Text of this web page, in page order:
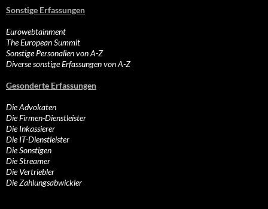
Sonstige Erfassungen
Eurowebtainment
The European Summit
Sonstige Personalien von A-Z
Diverse sonstige Erfassungen von A-Z
Gesonderte Erfassungen
Die Advokaten
Die Firmen-Dienstleister
Die Inkassierer
Die IT-Dienstleister
Die Sonstigen
Die Streamer
Die Vertriebler
Die Zahlungsabwickler